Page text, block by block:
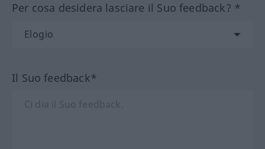
Per cosa desidera lasciare il Suo feedback? *
Il Suo feedback*